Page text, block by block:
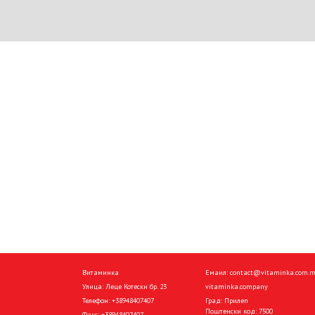
Витаминка
Улица: Леце Котески бр. 23
Телефон: +38948407407
Емаил:
vitaminka.company
Град: Прилеп
Поштенски код: 7500